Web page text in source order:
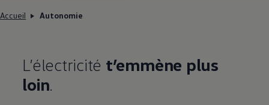
Accessoires de transport
Réparation & service
Contrôles saisonniers et garantie
Garantie et financement
Accueil Autonomie
L’électricité t’emmène plus
loin